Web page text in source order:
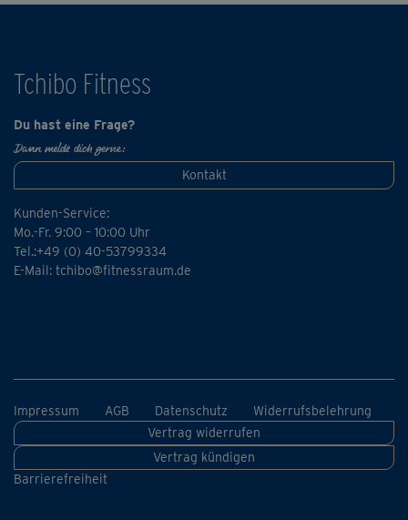
Tchibo Fitness
Du hast eine Frage?
Dann melde dich gerne:
Kontakt
Kunden-Service:
Mo.-Fr. 9:00 – 10:00 Uhr
Tel.:+49 (0) 40-53799334
E-Mail: tchibo@fitnessraum.de
Impressum AGB Datenschutz
Widerrufsbelehrung
Vertrag widerrufen
Vertrag kündigen
Barrierefreiheit